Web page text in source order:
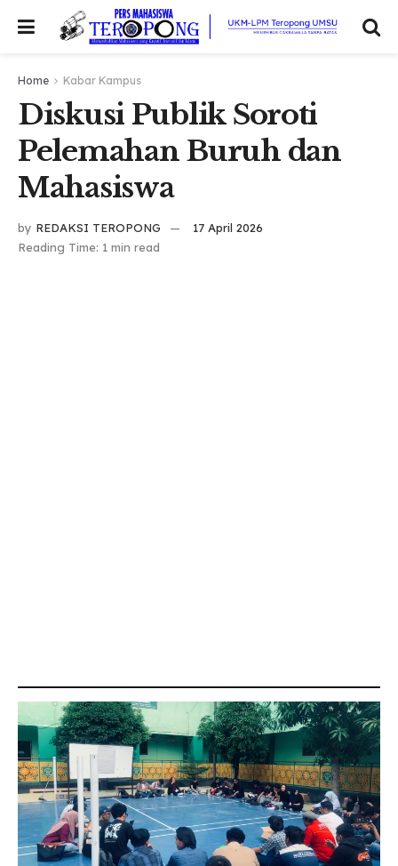
Home Kabar Kampus
Diskusi Publik Soroti
Pelemahan Buruh dan
Mahasiswa
by REDAKSI TEROPONG
17 April 2026
Reading Time: 1 min read